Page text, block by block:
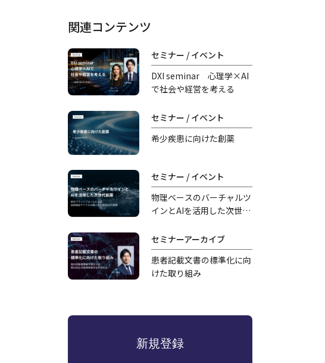
関連コンテンツ
セミナー / イベント
DXI seminar 心理学×AI
で社会や経営を考える
セミナー / イベント
希少疾患に向けた創薬
セミナー / イベント
物理ベースのバーチャルツ
インとAIを活用した次世代
セミナーアーカイブ
患者記載文書の標準化に向
けた取り組み
新規登録